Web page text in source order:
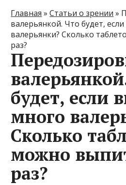
Главная »Статьи о зрении »
валерьянкой. Что будет,
валерьянки? Сколько
раз?
будет, если
много
Сколько
можно
раз?